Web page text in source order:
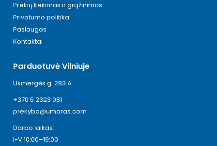
Prekių keitimas ir grąžinimas
Privatumo politika
Paslaugos
Kontaktai
Parduotuvė Vilniuje
Ukmergės g. 283 A
+370 5 2323 081
prekyba@umaras.com
Darbo laikas:
I-V 10:00–19:00